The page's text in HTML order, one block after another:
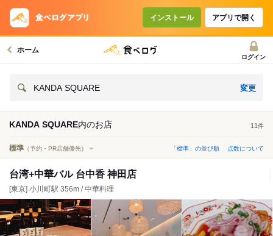
インストール アプリで開く
ホーム
ログイン
KANDA SQUARE 変更
KANDA SQUARE内のお店 11 件
標準 （予約・PR店舗優先） 「標準」の並び順 点数について
台湾+中華バル 台中香 神田店
[東京] 小川町駅 356m / 中華料理